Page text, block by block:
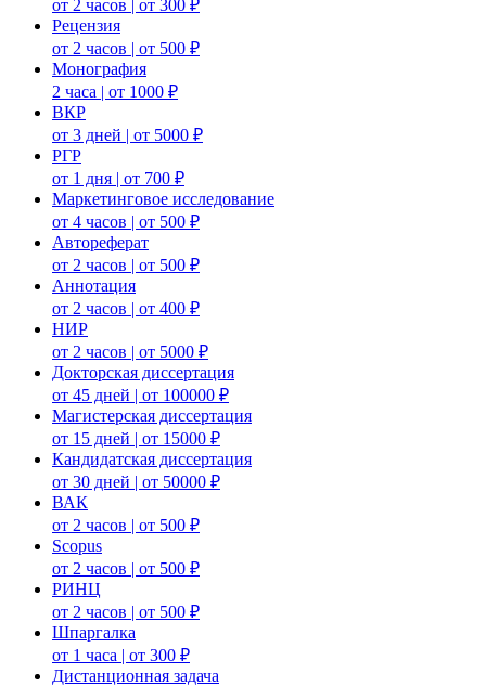
от 2 часов | от 300 ₽
Рецензия
от 2 часов | от 500 ₽
Монография
2 часа | от 1000 ₽
ВКР
от 3 дней | от 5000 ₽
РГР
от 1 дня | от 700 ₽
Маркетинговое исследование
от 4 часов | от 500 ₽
Автореферат
от 2 часов | от 500 ₽
Аннотация
от 2 часов | от 400 ₽
НИР
от 2 часов | от 5000 ₽
Докторская диссертация
от 45 дней | от 100000 ₽
Магистерская диссертация
от 15 дней | от 15000 ₽
Кандидатская диссертация
от 30 дней | от 50000 ₽
ВАК
от 2 часов | от 500 ₽
Scopus
от 2 часов | от 500 ₽
РИНЦ
от 2 часов | от 500 ₽
Шпаргалка
от 1 часа | от 300 ₽
Дистанционная задача